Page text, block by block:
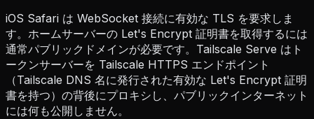
iOS Safari は WebSocket 接続に有効な TLS を要求しま
す。ホームサーバーの Let's Encrypt 証明書を取得するには
通常パブリックドメインが必要です。Tailscale Serve はト
ークンサーバーを Tailscale HTTPS エンドポイント
（Tailscale DNS 名に発行された有効な Let's Encrypt 証明
書を持つ）の背後にプロキシし、パブリックインターネット
には何も公開しません。